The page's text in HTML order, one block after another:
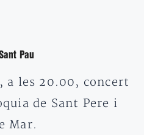
Pau
, a les 20.00, concert
de Sant Pere i
Mar.